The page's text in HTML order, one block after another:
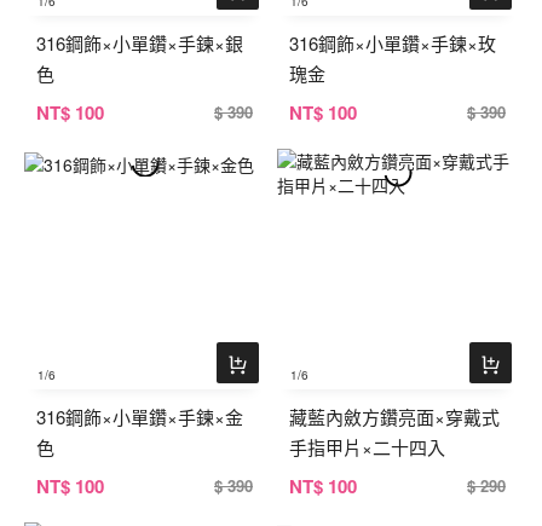
316鋼飾×小單鑽×手鍊×銀
色
NT$ 100 $ 390
316鋼飾×小單鑽×手鍊×玫
瑰金
NT$ 100 $ 390
1/6
316鋼飾×小單鑽×手鍊×金
色
NT$ 100 $ 390
1/6
藏藍內斂方鑽亮面×穿戴式
手指甲片×二十四入
NT$ 100 $ 290